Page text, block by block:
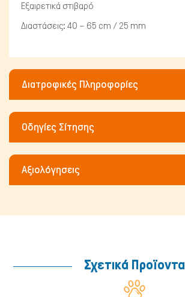
Πτηνά
Μικρά ζώα
Εξαιρετικά στιβαρό
Διαστάσεις: 40 – 65 cm / 25 mm
Διατροφικές Πληροφορίες
Οδηγίες Σίτησης
Αξιολόγησεις
Σχετικά Προϊοντα